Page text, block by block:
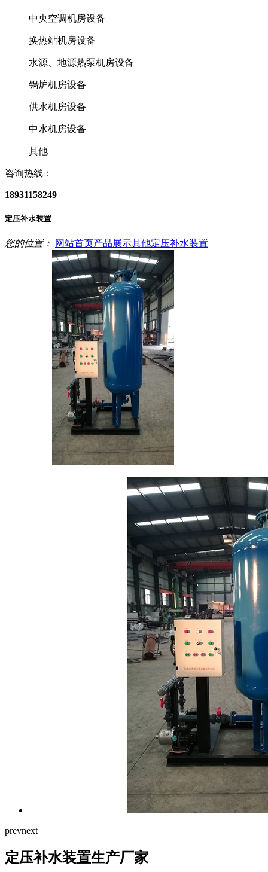
中央空调机房设备
换热站机房设备
水源、地源热泵机房设备
锅炉机房设备
供水机房设备
中水机房设备
其他
咨询热线：
18931158249
定压补水装置
您的位置： 网站首页产品展示其他定压补水装置
prevnext
定压补水装置生产厂家